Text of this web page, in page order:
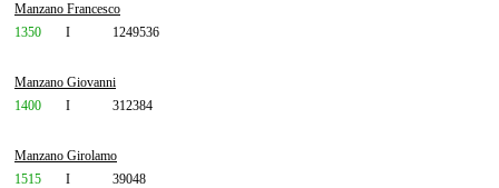
Manzano Francesco
1350
I 1249536
Manzano Giovanni
1400
I 312384
Manzano Girolamo
1515
I 39048